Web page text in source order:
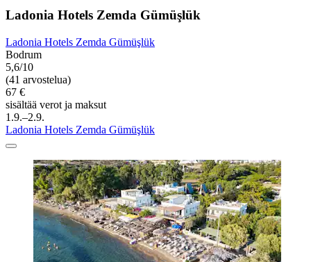
Ladonia Hotels Zemda Gümüşlük
Ladonia Hotels Zemda Gümüşlük
Bodrum
5,6/10
(41 arvostelua)
67 €
sisältää verot ja maksut
1.9.–2.9.
Ladonia Hotels Zemda Gümüşlük